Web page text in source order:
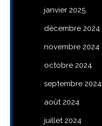
janvier 2025
décembre 2024
novembre 2024
octobre 2024
septembre 2024
août 2024
juillet 2024